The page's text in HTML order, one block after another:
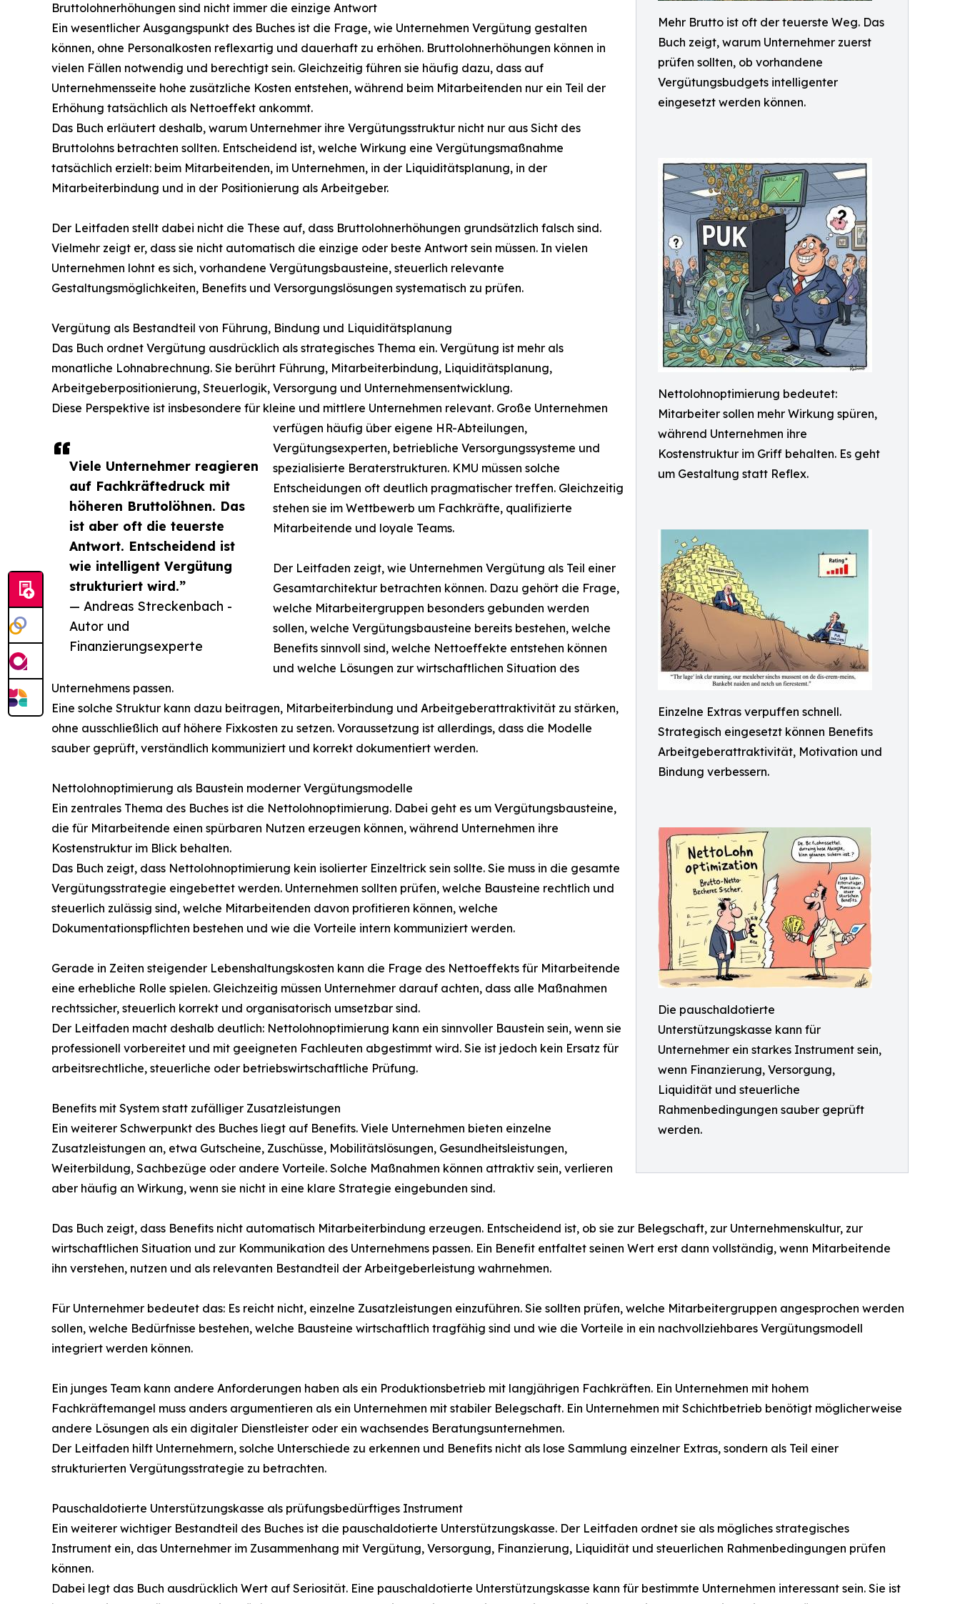
Mehr Brutto ist oft der teuerste Weg. Das
Buch zeigt, warum Unternehmer zuerst
prüfen sollten, ob vorhandene
Vergütungsbudgets intelligenter
eingesetzt werden können.
Nettolohnoptimierung bedeutet:
Mitarbeiter sollen mehr Wirkung spüren,
während Unternehmen ihre
Kostenstruktur im Griff behalten. Es geht
um Gestaltung statt Reflex.
Einzelne Extras verpuffen schnell.
Strategisch eingesetzt können Benefits
Arbeitgeberattraktivität, Motivation und
Bindung verbessern.
Die pauschaldotierte
Unterstützungskasse kann für
Unternehmer ein starkes Instrument sein,
wenn Finanzierung, Versorgung,
Liquidität und steuerliche
Rahmenbedingungen sauber geprüft
werden.
Viele Unternehmer reagieren
auf Fachkräftedruck mit
höheren Bruttolöhnen. Das
ist aber oft die teuerste
Antwort. Entscheidend ist
wie intelligent Vergütung
strukturiert wird.”
— Andreas Streckenbach -
Autor und
Finanzierungsexperte
Bruttolohnerhöhungen sind nicht immer die einzige Antwort
Ein wesentlicher Ausgangspunkt des Buches ist die Frage, wie Unternehmen Vergütung gestalten
können, ohne Personalkosten reflexartig und dauerhaft zu erhöhen. Bruttolohnerhöhungen können in
vielen Fällen notwendig und berechtigt sein. Gleichzeitig führen sie häufig dazu, dass auf
Unternehmensseite hohe zusätzliche Kosten entstehen, während beim Mitarbeitenden nur ein Teil der
Erhöhung tatsächlich als Nettoeffekt ankommt.
Das Buch erläutert deshalb, warum Unternehmer ihre Vergütungsstruktur nicht nur aus Sicht des
Bruttolohns betrachten sollten. Entscheidend ist, welche Wirkung eine Vergütungsmaßnahme
tatsächlich erzielt: beim Mitarbeitenden, im Unternehmen, in der Liquiditätsplanung, in der
Mitarbeiterbindung und in der Positionierung als Arbeitgeber.
Der Leitfaden stellt dabei nicht die These auf, dass Bruttolohnerhöhungen grundsätzlich falsch sind.
Vielmehr zeigt er, dass sie nicht automatisch die einzige oder beste Antwort sein müssen. In vielen
Unternehmen lohnt es sich, vorhandene Vergütungsbausteine, steuerlich relevante
Gestaltungsmöglichkeiten, Benefits und Versorgungslösungen systematisch zu prüfen.
Vergütung als Bestandteil von Führung, Bindung und Liquiditätsplanung
Das Buch ordnet Vergütung ausdrücklich als strategisches Thema ein. Vergütung ist mehr als
monatliche Lohnabrechnung. Sie berührt Führung, Mitarbeiterbindung, Liquiditätsplanung,
Arbeitgeberpositionierung, Steuerlogik, Versorgung und Unternehmensentwicklung.
Diese Perspektive ist insbesondere für kleine und mittlere Unternehmen relevant. Große Unternehmen
verfügen häufig über eigene HR-Abteilungen,
Vergütungsexperten, betriebliche Versorgungssysteme und
spezialisierte Beraterstrukturen. KMU müssen solche
Entscheidungen oft deutlich pragmatischer treffen. Gleichzeitig
stehen sie im Wettbewerb um Fachkräfte, qualifizierte
Mitarbeitende und loyale Teams.
Der Leitfaden zeigt, wie Unternehmen Vergütung als Teil einer
Gesamtarchitektur betrachten können. Dazu gehört die Frage,
welche Mitarbeitergruppen besonders gebunden werden
sollen, welche Vergütungsbausteine bereits bestehen, welche
Benefits sinnvoll sind, welche Nettoeffekte entstehen können
und welche Lösungen zur wirtschaftlichen Situation des
Unternehmens passen.
Eine solche Struktur kann dazu beitragen, Mitarbeiterbindung und Arbeitgeberattraktivität zu stärken,
ohne ausschließlich auf höhere Fixkosten zu setzen. Voraussetzung ist allerdings, dass die Modelle
sauber geprüft, verständlich kommuniziert und korrekt dokumentiert werden.
Nettolohnoptimierung als Baustein moderner Vergütungsmodelle
Ein zentrales Thema des Buches ist die Nettolohnoptimierung. Dabei geht es um Vergütungsbausteine,
die für Mitarbeitende einen spürbaren Nutzen erzeugen können, während Unternehmen ihre
Kostenstruktur im Blick behalten.
Das Buch zeigt, dass Nettolohnoptimierung kein isolierter Einzeltrick sein sollte. Sie muss in die gesamte
Vergütungsstrategie eingebettet werden. Unternehmen sollten prüfen, welche Bausteine rechtlich und
steuerlich zulässig sind, welche Mitarbeitenden davon profitieren können, welche
Dokumentationspflichten bestehen und wie die Vorteile intern kommuniziert werden.
Gerade in Zeiten steigender Lebenshaltungskosten kann die Frage des Nettoeffekts für Mitarbeitende
eine erhebliche Rolle spielen. Gleichzeitig müssen Unternehmer darauf achten, dass alle Maßnahmen
rechtssicher, steuerlich korrekt und organisatorisch umsetzbar sind.
Der Leitfaden macht deshalb deutlich: Nettolohnoptimierung kann ein sinnvoller Baustein sein, wenn sie
professionell vorbereitet und mit geeigneten Fachleuten abgestimmt wird. Sie ist jedoch kein Ersatz für
arbeitsrechtliche, steuerliche oder betriebswirtschaftliche Prüfung.
Benefits mit System statt zufälliger Zusatzleistungen
Ein weiterer Schwerpunkt des Buches liegt auf Benefits. Viele Unternehmen bieten einzelne
Zusatzleistungen an, etwa Gutscheine, Zuschüsse, Mobilitätslösungen, Gesundheitsleistungen,
Weiterbildung, Sachbezüge oder andere Vorteile. Solche Maßnahmen können attraktiv sein, verlieren
aber häufig an Wirkung, wenn sie nicht in eine klare Strategie eingebunden sind.
Das Buch zeigt, dass Benefits nicht automatisch Mitarbeiterbindung erzeugen. Entscheidend ist, ob sie zur Belegschaft, zur Unternehmenskultur, zur
wirtschaftlichen Situation und zur Kommunikation des Unternehmens passen. Ein Benefit entfaltet seinen Wert erst dann vollständig, wenn Mitarbeitende
ihn verstehen, nutzen und als relevanten Bestandteil der Arbeitgeberleistung wahrnehmen.
Für Unternehmer bedeutet das: Es reicht nicht, einzelne Zusatzleistungen einzuführen. Sie sollten prüfen, welche Mitarbeitergruppen angesprochen werden
sollen, welche Bedürfnisse bestehen, welche Bausteine wirtschaftlich tragfähig sind und wie die Vorteile in ein nachvollziehbares Vergütungsmodell
integriert werden können.
Ein junges Team kann andere Anforderungen haben als ein Produktionsbetrieb mit langjährigen Fachkräften. Ein Unternehmen mit hohem
Fachkräftemangel muss anders argumentieren als ein Unternehmen mit stabiler Belegschaft. Ein Unternehmen mit Schichtbetrieb benötigt möglicherweise
andere Lösungen als ein digitaler Dienstleister oder ein wachsendes Beratungsunternehmen.
Der Leitfaden hilft Unternehmern, solche Unterschiede zu erkennen und Benefits nicht als lose Sammlung einzelner Extras, sondern als Teil einer
strukturierten Vergütungsstrategie zu betrachten.
Pauschaldotierte Unterstützungskasse als prüfungsbedürftiges Instrument
Ein weiterer wichtiger Bestandteil des Buches ist die pauschaldotierte Unterstützungskasse. Der Leitfaden ordnet sie als mögliches strategisches
Instrument ein, das Unternehmer im Zusammenhang mit Vergütung, Versorgung, Finanzierung, Liquidität und steuerlichen Rahmenbedingungen prüfen
können.
Dabei legt das Buch ausdrücklich Wert auf Seriosität. Eine pauschaldotierte Unterstützungskasse kann für bestimmte Unternehmen interessant sein. Sie ist